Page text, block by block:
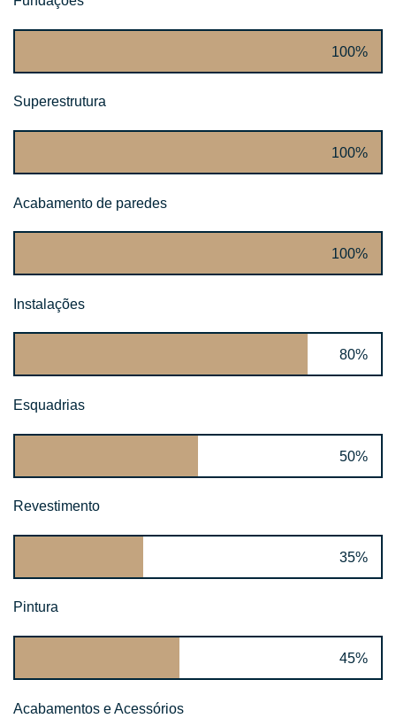
100%
Superestrutura
100%
Acabamento de paredes
100%
Instalações
80%
Esquadrias
50%
Revestimento
35%
Pintura
45%
Acabamentos e Acessórios